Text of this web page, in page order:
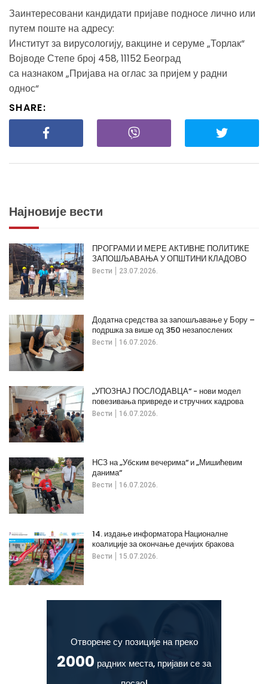
Заинтересовани кандидати пријаве подносе лично или
путем поште на адресу:
Институт за вирусологију, вакцине и серуме „Торлак“
Војводе Степе број 458, 11152 Београд
са назнаком „Пријава на оглас за пријем у радни
однос“
SHARE:
Најновије вести
Вести 23.07.2026.
ПРОГРАМИ И МЕРЕ АКТИВНЕ ПОЛИТИКЕ
ЗАПОШЉАВАЊА У ОПШТИНИ КЛАДОВО
Вести 16.07.2026.
Додатна средства за запошљавање у Бору –
подршка за више од 350 незапослених
Вести 16.07.2026.
„УПОЗНАЈ ПОСЛОДАВЦА“ - нови модел
повезивања привреде и стручних кадрова
Вести 16.07.2026.
НСЗ на „Убским вечерима“ и „Мишићевим
данима“
Вести 15.07.2026.
14. издање информатора Националне
коалиције за окончање дечијих бракова
Отворене су позиције на преко
2000 радних места, пријави се за